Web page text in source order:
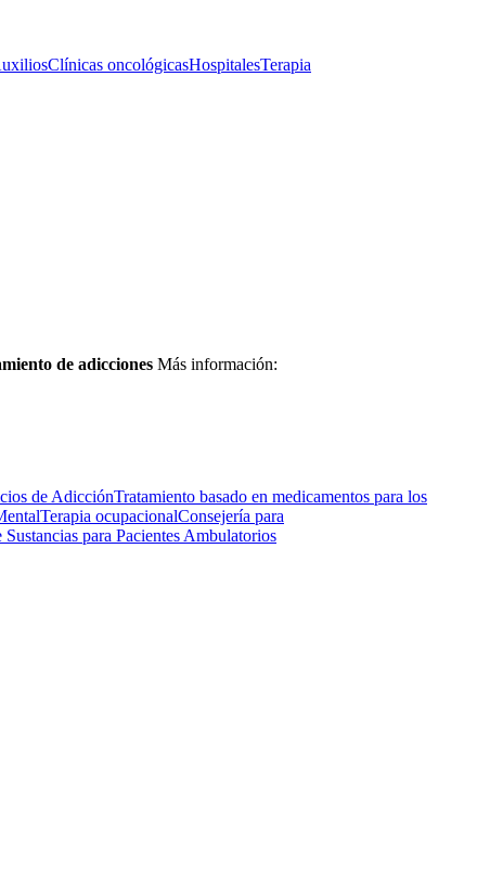
Clínicas oncológicasHospitalesTerapia
de adicciones Más información:
de AdicciónTratamiento basado en medicamentos para los
Terapia ocupacionalConsejería para
para Pacientes Ambulatorios